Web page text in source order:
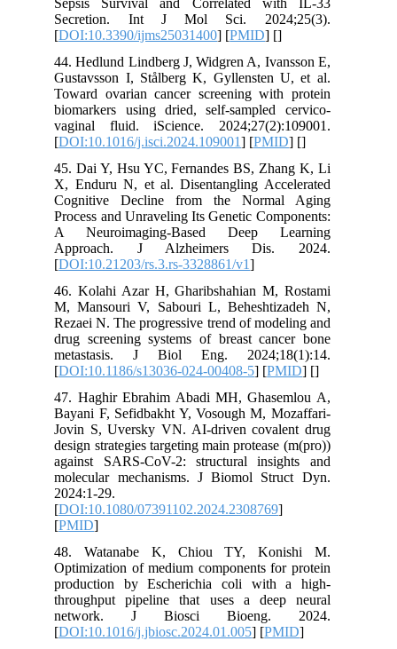
Sepsis Survival and Correlated with IL-33
Secretion. Int J Mol Sci. 2024;25(3).
[DOI:10.3390/ijms25031400] [PMID] [
44. Hedlund Lindberg J, Widgren A, Ivansson E,
Gustavsson I, Stålberg K, Gyllensten U, et al.
Toward ovarian cancer screening with protein
biomarkers using dried, self-sampled cervico-
vaginal fluid. iScience. 2024;27(2):109001.
[DOI:10.1016/j.isci.2024.109001] [PMID] [
45. Dai Y, Hsu YC, Fernandes BS, Zhang K, Li
X, Enduru N, et al. Disentangling Accelerated
Cognitive Decline from the Normal Aging
Process and Unraveling Its Genetic Components:
A Neuroimaging-Based Deep Learning
Approach. J Alzheimers Dis. 2024.
[DOI:10.21203/rs.3.rs-3328861/v1
46. Kolahi Azar H, Gharibshahian M, Rostami
M, Mansouri V, Sabouri L, Beheshtizadeh N,
Rezaei N. The progressive trend of modeling and
drug screening systems of breast cancer bone
metastasis. J Biol Eng. 2024;18(1):14.
[DOI:10.1186/s13036-024-00408-5] [PMID] [
47. Haghir Ebrahim Abadi MH, Ghasemlou A,
Bayani F, Sefidbakht Y, Vosough M, Mozaffari-
Jovin S, Uversky VN. AI-driven covalent drug
design strategies targeting main protease (m(pro))
against SARS-CoV-2: structural insights and
molecular mechanisms. J Biomol Struct Dyn.
2024:1-29.
[DOI:10.1080/07391102.2024.2308769
[PMID
48. Watanabe K, Chiou TY, Konishi M.
Optimization of medium components for protein
production by Escherichia coli with a high-
throughput pipeline that uses a deep neural
network. J Biosci Bioeng. 2024.
[DOI:10.1016/j.jbiosc.2024.01.005] [PMID